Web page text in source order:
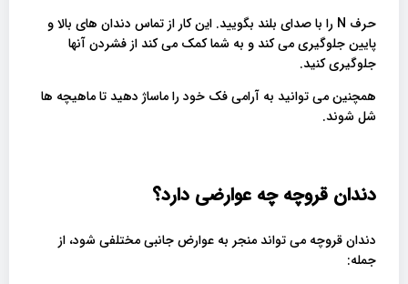
حرف N را با صدای بلند بگویید. این کار از تماس دندان های بالا و
پایین جلوگیری می کند و به شما کمک می کند از فشردن آنها
جلوگیری کنید.
همچنین می توانید به آرامی فک خود را ماساژ دهید تا ماهیچه ها
شل شوند.
دندان قروچه چه عوارضی دارد؟
دندان قروچه می تواند منجر به عوارض جانبی مختلفی شود، از
جمله: